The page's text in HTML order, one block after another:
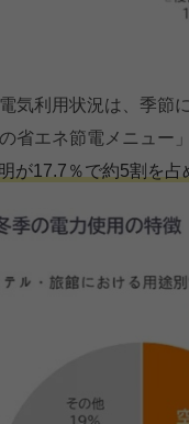
気利用状況は、季節
省エネ節電メニュー
が17.7％で約5割を占